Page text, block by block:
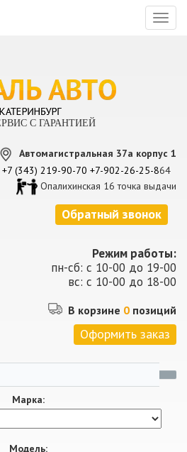
С ГАРАНТИЕЙ
Автомагистральная 37а корпус 1
+7 (343) 219-90-70 +7-902-26-25-864
Опалихинская 16 точка выдачи
Обратный звонок
Режим работы:
пн-сб: с 10-00 до 19-00
вс: с 10-00 до 18-00
В корзине 0 позиций
Оформить заказ
Марка:
Модель: